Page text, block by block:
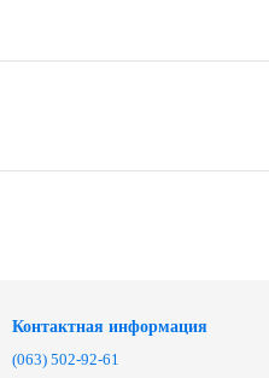
Контактная информация
(063) 502-92-61